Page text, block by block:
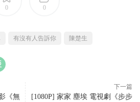
0 0
有沒有人告訴你 陳楚生
《無
下一篇
[1080P] 家家 塵埃 電視劇《步步